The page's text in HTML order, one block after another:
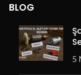
BLOG
5